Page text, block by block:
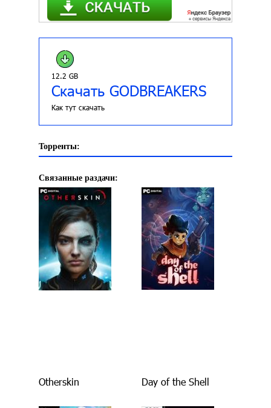
12.2 GB
Скачать GODBREAKERS
Как тут скачать
Торренты:
Связанные раздачи:
Otherskin Day of the Shell